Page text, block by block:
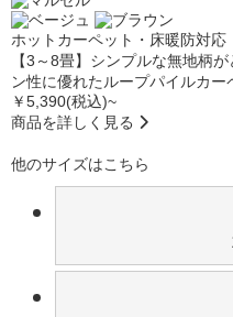
ホットカーペット・床暖防対応
【3～8畳】シンプルな無地柄
ン性に優れたループパイルカー
￥5,390(税込)~
商品を詳しく見る
他のサイズはこちら